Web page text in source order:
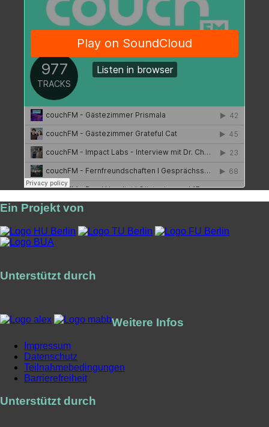
Ein Projekt von
Unterstützt durch
Weitere Infos
Impressum
Datenschutz
Teilnahmebedingungen
Barrierefreiheit
Unterstützt durch